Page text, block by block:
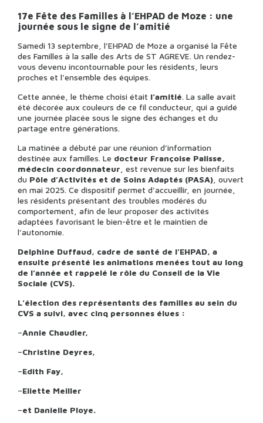
17e Fête des Familles à l’EHPAD de Moze : une
journée sous le signe de l’amitié
Samedi 13 septembre, l’EHPAD de Moze a organisé la Fête
des Familles à la salle des Arts de ST AGREVE. Un rendez-
vous devenu incontournable pour les résidents, leurs
proches et l’ensemble des équipes.
Cette année, le thème choisi était l’amitié. La salle avait
été décorée aux couleurs de ce fil conducteur, qui a guidé
une journée placée sous le signe des échanges et du
partage entre générations.
La matinée a débuté par une réunion d’information
destinée aux familles. Le docteur Françoise Palisse,
médecin coordonnateur , est revenue sur les bienfaits
du Pôle d’Activités et de Soins Adaptés (PASA) , ouvert
en mai 2025. Ce dispositif permet d’accueillir, en journée,
les résidents présentant des troubles modérés du
comportement, afin de leur proposer des activités
adaptées favorisant le bien-être et le maintien de
l’autonomie.
Delphine Duffaud, cadre de santé de l’EHPAD, a
ensuite présenté les animations menées tout au long
de l’année et rappelé le rôle du Conseil de la Vie
Sociale (CVS).
L’élection des représentants des familles au sein du
CVS a suivi, avec cinq personnes élues :
–Annie Chaudier,
–Christine Deyres,
–Edith Fay,
–Eliette Meiller
–et Danielle Ploye.